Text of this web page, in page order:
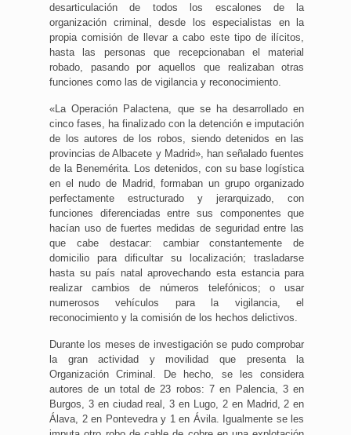
desarticulación de todos los escalones de la
organización criminal, desde los especialistas en la
propia comisión de llevar a cabo este tipo de ilícitos,
hasta las personas que recepcionaban el material
robado, pasando por aquellos que realizaban otras
funciones como las de vigilancia y reconocimiento.
«La Operación Palactena, que se ha desarrollado en
cinco fases, ha finalizado con la detención e imputación
de los autores de los robos, siendo detenidos en las
provincias de Albacete y Madrid», han señalado fuentes
de la Benemérita. Los detenidos, con su base logística
en el nudo de Madrid, formaban un grupo organizado
perfectamente estructurado y jerarquizado, con
funciones diferenciadas entre sus componentes que
hacían uso de fuertes medidas de seguridad entre las
que cabe destacar: cambiar constantemente de
domicilio para dificultar su localización; trasladarse
hasta su país natal aprovechando esta estancia para
realizar cambios de números telefónicos; o usar
numerosos vehículos para la vigilancia, el
reconocimiento y la comisión de los hechos delictivos.
Durante los meses de investigación se pudo comprobar
la gran actividad y movilidad que presenta la
Organización Criminal. De hecho, se les considera
autores de un total de 23 robos: 7 en Palencia, 3 en
Burgos, 3 en ciudad real, 3 en Lugo, 2 en Madrid, 2 en
Álava, 2 en Pontevedra y 1 en Ávila. Igualmente se les